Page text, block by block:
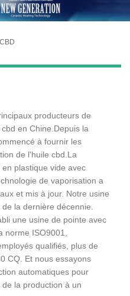
producteurs de
en Chine.Depuis la
à fournir les
de l'huile cbd.La
plastique vide avec
de vaporisation a
et mis à jour. Notre usine
la dernière décennie.
une usine de pointe avec
norme ISO9001,
qualifiés, plus de
CQ. Et nous essayons
automatiques pour
la production à un